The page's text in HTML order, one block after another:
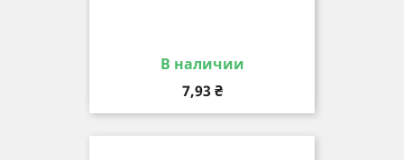
В наличии
Цена
7,93 ₴